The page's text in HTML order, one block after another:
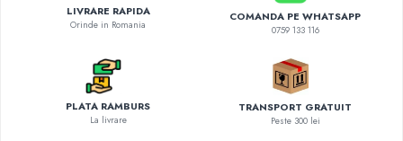
LIVRARE RAPIDA
Orinde in Romania
COMANDA PE WHATSAPP
0759 133 116
PLATA RAMBURS
La livrare
TRANSPORT GRATUIT
Peste 300 lei